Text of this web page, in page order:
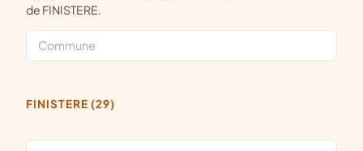
de FINISTERE.
FINISTERE (29)